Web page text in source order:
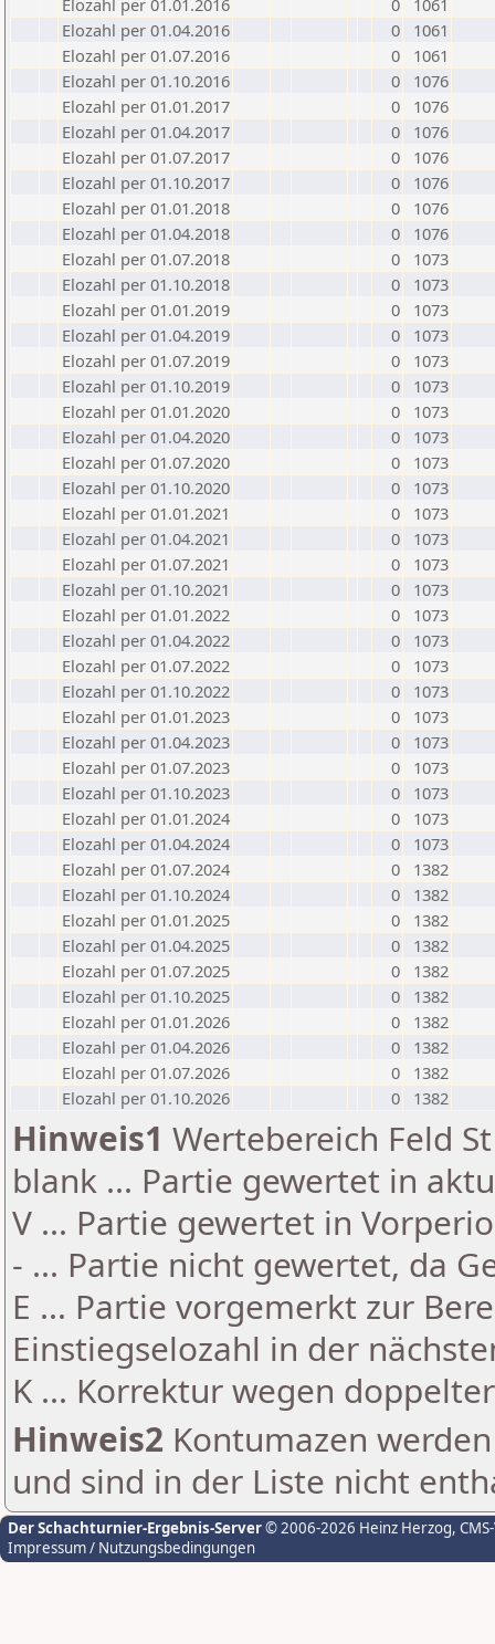
Elozahl per 01.01.2016
0
1061
Elozahl per 01.04.2016
0
1061
Elozahl per 01.07.2016
0
1061
Elozahl per 01.10.2016
0
1076
Elozahl per 01.01.2017
0
1076
Elozahl per 01.04.2017
0
1076
Elozahl per 01.07.2017
0
1076
Elozahl per 01.10.2017
0
1076
Elozahl per 01.01.2018
0
1076
Elozahl per 01.04.2018
0
1076
Elozahl per 01.07.2018
0
1073
Elozahl per 01.10.2018
0
1073
Elozahl per 01.01.2019
0
1073
Elozahl per 01.04.2019
0
1073
Elozahl per 01.07.2019
0
1073
Elozahl per 01.10.2019
0
1073
Elozahl per 01.01.2020
0
1073
Elozahl per 01.04.2020
0
1073
Elozahl per 01.07.2020
0
1073
Elozahl per 01.10.2020
0
1073
Elozahl per 01.01.2021
0
1073
Elozahl per 01.04.2021
0
1073
Elozahl per 01.07.2021
0
1073
Elozahl per 01.10.2021
0
1073
Elozahl per 01.01.2022
0
1073
Elozahl per 01.04.2022
0
1073
Elozahl per 01.07.2022
0
1073
Elozahl per 01.10.2022
0
1073
Elozahl per 01.01.2023
0
1073
Elozahl per 01.04.2023
0
1073
Elozahl per 01.07.2023
0
1073
Elozahl per 01.10.2023
0
1073
Elozahl per 01.01.2024
0
1073
Elozahl per 01.04.2024
0
1073
Elozahl per 01.07.2024
0
1382
Elozahl per 01.10.2024
0
1382
Elozahl per 01.01.2025
0
1382
Elozahl per 01.04.2025
0
1382
Elozahl per 01.07.2025
0
1382
Elozahl per 01.10.2025
0
1382
Elozahl per 01.01.2026
0
1382
Elozahl per 01.04.2026
0
1382
Elozahl per 01.07.2026
0
1382
Elozahl per 01.10.2026
0 1382
Hinweis1 Wertebereich Feld
blank ... Partie gewertet in
V ... Partie gewertet in
- ... Partie nicht gewertet, da
E ... Partie vorgemerkt zur
Einstiegselozahl in der
K ... Korrektur wegen
Hinweis2 Kontumazen
und sind in der Liste nicht
Der Schachturnier-Ergebnis-Server© 2006-2026 Heinz Herzog,
Impressum / Nutzungsbedingungen